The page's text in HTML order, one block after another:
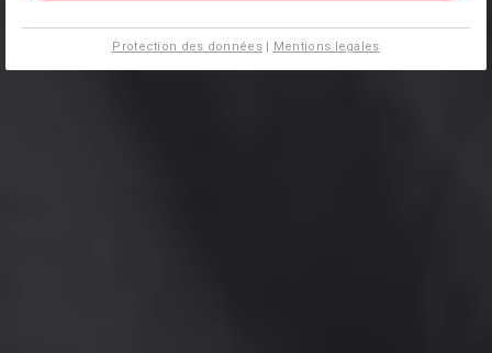
Protection des données| Mentions legales